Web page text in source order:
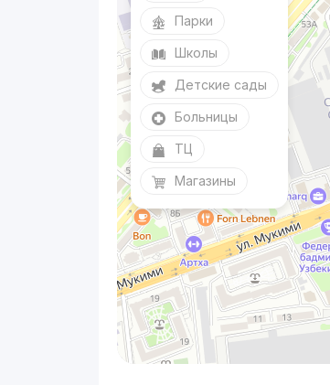
Парки
Школы
Детские сады
Больницы
ТЦ
Магазины